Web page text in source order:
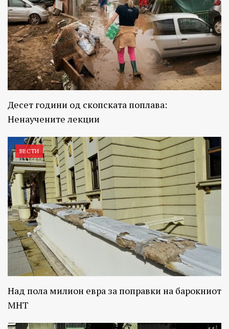
Десет години од скопската поплава:
Ненаучените лекции
ВЕСТИ
Над пола милион евра за поправки на барокниот
МНТ